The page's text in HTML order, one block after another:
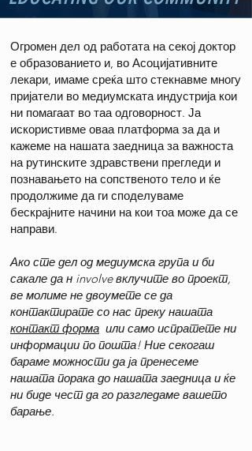
Огромен дел од работата на секој доктор
е образованието и, во Асоцијативните
лекари, имаме среќа што стекнавме многу
пријатели во медиумската индустрија кои
ни помагаат во таа одговорност. Ја
искористивме оваа платформа за да и
кажеме на нашата заедница за важноста
на рутинските здравствени прегледи и
познавањето на сопственото тело и ќе
продолжиме да ги споделуваме
бескрајните начини на кои тоа може да се
направи.
Ако сте дел од медиумска група и би
сакале да н involve вклучите во проект,
ве молиме не двоумете се да
контактирате со нас преку нашата
контакт форма или само испратете ни
информации по пошта! Ние секогаш
бараме можности да ја пренесеме
нашата порака до нашата заедница и ќе
ни биде чест да го разгледаме вашето
барање.